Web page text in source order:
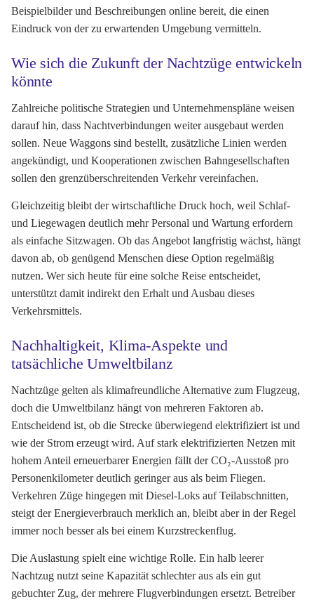
Beispielbilder und Beschreibungen online bereit, die einen
Eindruck von der zu erwartenden Umgebung vermitteln.
Wie sich die Zukunft der Nachtzüge entwickeln
könnte
Zahlreiche politische Strategien und Unternehmenspläne weisen
darauf hin, dass Nachtverbindungen weiter ausgebaut werden
sollen. Neue Waggons sind bestellt, zusätzliche Linien werden
angekündigt, und Kooperationen zwischen Bahngesellschaften
sollen den grenzüberschreitenden Verkehr vereinfachen.
Gleichzeitig bleibt der wirtschaftliche Druck hoch, weil Schlaf-
und Liegewagen deutlich mehr Personal und Wartung erfordern
als einfache Sitzwagen. Ob das Angebot langfristig wächst, hängt
davon ab, ob genügend Menschen diese Option regelmäßig
nutzen. Wer sich heute für eine solche Reise entscheidet,
unterstützt damit indirekt den Erhalt und Ausbau dieses
Verkehrsmittels.
Nachhaltigkeit, Klima-Aspekte und
tatsächliche Umweltbilanz
Nachtzüge gelten als klimafreundliche Alternative zum Flugzeug,
doch die Umweltbilanz hängt von mehreren Faktoren ab.
Entscheidend ist, ob die Strecke überwiegend elektrifiziert ist und
wie der Strom erzeugt wird. Auf stark elektrifizierten Netzen mit
hohem Anteil erneuerbarer Energien fällt der CO₂-Ausstoß pro
Personenkilometer deutlich geringer aus als beim Fliegen.
Verkehren Züge hingegen mit Diesel-Loks auf Teilabschnitten,
steigt der Energieverbrauch merklich an, bleibt aber in der Regel
immer noch besser als bei einem Kurzstreckenflug.
Die Auslastung spielt eine wichtige Rolle. Ein halb leerer
Nachtzug nutzt seine Kapazität schlechter aus als ein gut
gebuchter Zug, der mehrere Flugverbindungen ersetzt. Betreiber